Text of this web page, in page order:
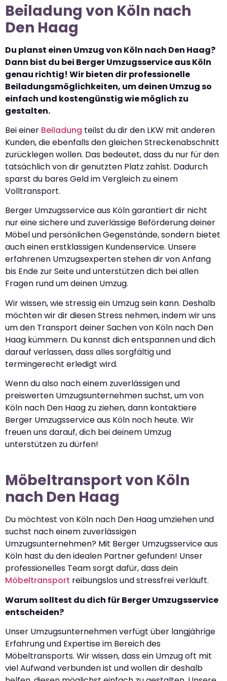
Beiladung von Köln nach
Den Haag
Du planst einen Umzug von Köln nach Den Haag?
Dann bist du bei Berger Umzugsservice aus Köln
genau richtig! Wir bieten dir professionelle
Beiladungsmöglichkeiten, um deinen Umzug so
einfach und kostengünstig wie möglich zu
gestalten.
Bei einer Beiladung teilst du dir den LKW mit anderen
Kunden, die ebenfalls den gleichen Streckenabschnitt
zurücklegen wollen. Das bedeutet, dass du nur für den
tatsächlich von dir genutzten Platz zahlst. Dadurch
sparst du bares Geld im Vergleich zu einem
Volltransport.
Berger Umzugsservice aus Köln garantiert dir nicht
nur eine sichere und zuverlässige Beförderung deiner
Möbel und persönlichen Gegenstände, sondern bietet
auch einen erstklassigen Kundenservice. Unsere
erfahrenen Umzugsexperten stehen dir von Anfang
bis Ende zur Seite und unterstützen dich bei allen
Fragen rund um deinen Umzug.
Wir wissen, wie stressig ein Umzug sein kann. Deshalb
möchten wir dir diesen Stress nehmen, indem wir uns
um den Transport deiner Sachen von Köln nach Den
Haag kümmern. Du kannst dich entspannen und dich
darauf verlassen, dass alles sorgfältig und
termingerecht erledigt wird.
Wenn du also nach einem zuverlässigen und
preiswerten Umzugsunternehmen suchst, um von
Köln nach Den Haag zu ziehen, dann kontaktiere
Berger Umzugsservice aus Köln noch heute. Wir
freuen uns darauf, dich bei deinem Umzug
unterstützen zu dürfen!
Möbeltransport von Köln
nach Den Haag
Du möchtest von Köln nach Den Haag umziehen und
suchst nach einem zuverlässigen
Umzugsunternehmen? Mit Berger Umzugsservice aus
Köln hast du den idealen Partner gefunden! Unser
professionelles Team sorgt dafür, dass dein
Möbeltransport reibungslos und stressfrei verläuft.
Warum solltest du dich für Berger Umzugsservice
entscheiden?
Unser Umzugsunternehmen verfügt über langjährige
Erfahrung und Expertise im Bereich des
Möbeltransports. Wir wissen, dass ein Umzug oft mit
viel Aufwand verbunden ist und wollen dir deshalb